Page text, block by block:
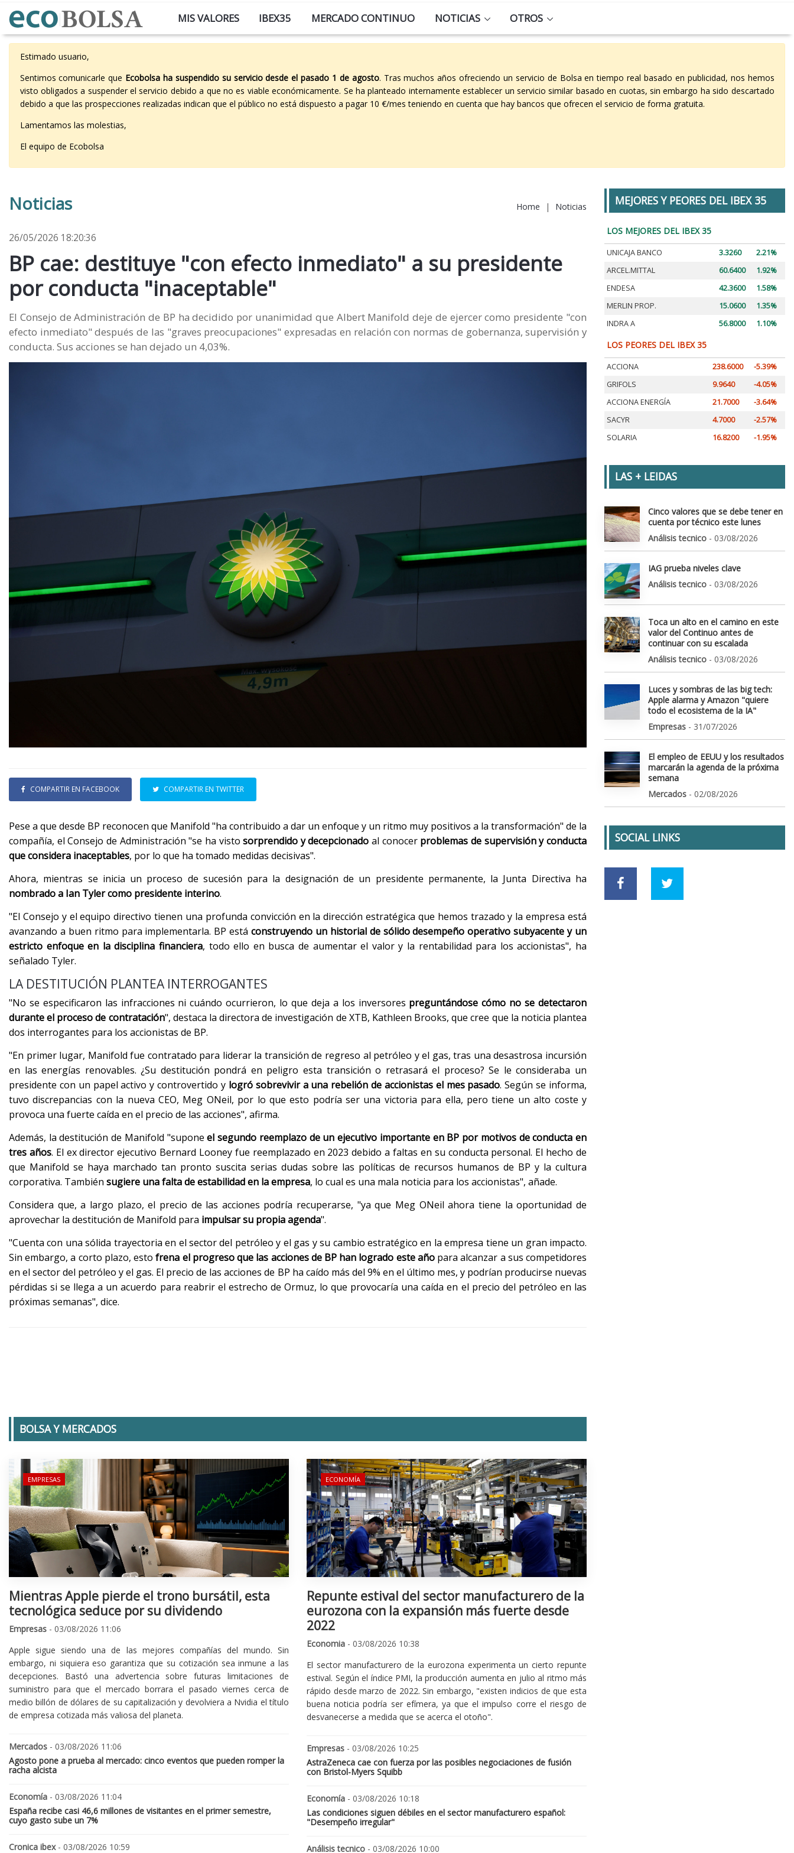
MIS VALORES IBEX35 MERCADO CONTINUO NOTICIAS OTROS
Estimado usuario,
Sentimos comunicarle que Ecobolsa ha suspendido su servicio desde el pasado 1 de agosto. Tras muchos años ofreciendo un servicio de Bolsa en tiempo real basado en publicidad, nos hemos
visto obligados a suspender el servicio debido a que no es viable económicamente. Se ha planteado internamente establecer un servicio similar basado en cuotas, sin embargo ha sido descartado
debido a que las prospecciones realizadas indican que el público no está dispuesto a pagar 10 €/mes teniendo en cuenta que hay bancos que ofrecen el servicio de forma gratuita.
Lamentamos las molestias,
El equipo de Ecobolsa
Noticias Home | Noticias
26/05/2026 18:20:36
BP cae: destituye "con efecto inmediato" a su presidente
por conducta "inaceptable"
El Consejo de Administración de BP ha decidido por unanimidad que Albert Manifold deje de ejercer como presidente "con
efecto inmediato" después de las "graves preocupaciones" expresadas en relación con normas de gobernanza, supervisión y
conducta. Sus acciones se han dejado un 4,03%.
COMPARTIR EN FACEBOOK COMPARTIR EN TWITTER
Pese a que desde BP reconocen que Manifold "ha contribuido a dar un enfoque y un ritmo muy positivos a la transformación" de la
compañía, el Consejo de Administración "se ha vistosorprendido y decepcionado al conocer problemas de supervisión y conducta
que considera inaceptables, por lo que ha tomado medidas decisivas".
Ahora, mientras se inicia un proceso de sucesión para la designación de un presidente permanente, la Junta Directiva ha
nombrado a Ian Tyler como presidente interino.
"El Consejo y el equipo directivo tienen una profunda convicción en la dirección estratégica que hemos trazado y la empresa está
avanzando a buen ritmo para implementarla. BP está construyendo un historial de sólido desempeño operativo subyacente y un
estricto enfoque en la disciplina financiera, todo ello en busca de aumentar el valor y la rentabilidad para los accionistas", ha
señalado Tyler.
LA DESTITUCIÓN PLANTEA INTERROGANTES
"No se especificaron las infracciones ni cuándo ocurrieron, lo que deja a los inversores preguntándose cómo no se detectaron
durante el proceso de contratación", destaca la directora de investigación de XTB, Kathleen Brooks, que cree que la noticia plantea
dos interrogantes para los accionistas de BP.
"En primer lugar, Manifold fue contratado para liderar la transición de regreso al petróleo y el gas, tras una desastrosa incursión
en las energías renovables. ¿Su destitución pondrá en peligro esta transición o retrasará el proceso? Se le consideraba un
presidente con un papel activo y controvertido y logró sobrevivir a una rebelión de accionistas el mes pasado. Según se informa,
tuvo discrepancias con la nueva CEO, Meg ONeil, por lo que esto podría ser una victoria para ella, pero tiene un alto coste y
provoca una fuerte caída en el precio de las acciones", afirma.
Además, la destitución de Manifold "supone el segundo reemplazo de un ejecutivo importante en BP por motivos de conducta en
tres años. El ex director ejecutivo Bernard Looney fue reemplazado en 2023 debido a faltas en su conducta personal. El hecho de
que Manifold se haya marchado tan pronto suscita serias dudas sobre las políticas de recursos humanos de BP y la cultura
corporativa. También sugiere una falta de estabilidad en la empresa, lo cual es una mala noticia para los accionistas", añade.
Considera que, a largo plazo, el precio de las acciones podría recuperarse, "ya que Meg ONeil ahora tiene la oportunidad de
aprovechar la destitución de Manifold para impulsar su propia agenda".
"Cuenta con una sólida trayectoria en el sector del petróleo y el gas y su cambio estratégico en la empresa tiene un gran impacto.
Sin embargo, a corto plazo, estofrena el progreso que las acciones de BP han logrado este añopara alcanzar a sus competidores
en el sector del petróleo y el gas. El precio de las acciones de BP ha caído más del 9% en el último mes, y podrían producirse nuevas
pérdidas si se llega a un acuerdo para reabrir el estrecho de Ormuz, lo que provocaría una caída en el precio del petróleo en las
próximas semanas", dice.
BOLSA Y MERCADOS
EMPRESAS
Mientras Apple pierde el trono bursátil, esta
tecnológica seduce por su dividendo
Empresas - 03/08/2026 11:06
Apple sigue siendo una de las mejores compañías del mundo. Sin
embargo, ni siquiera eso garantiza que su cotización sea inmune a las
decepciones. Bastó una advertencia sobre futuras limitaciones de
suministro para que el mercado borrara el pasado viernes cerca de
medio billón de dólares de su capitalización y devolviera a Nvidia el título
de empresa cotizada más valiosa del planeta.
Mercados - 03/08/2026 11:06
Agosto pone a prueba al mercado: cinco eventos que pueden romper la
racha alcista
Economía - 03/08/2026 11:04
España recibe casi 46,6 millones de visitantes en el primer semestre,
cuyo gasto sube un 7%
Cronica ibex- 03/08/2026 10:59
ECONOMÍA
Repunte estival del sector manufacturero de la
eurozona con la expansión más fuerte desde
2022
Economia - 03/08/2026 10:38
El sector manufacturero de la eurozona experimenta un cierto repunte
estival. Según el índice PMI, la producción aumenta en julio al ritmo más
rápido desde marzo de 2022. Sin embargo, "existen indicios de que esta
buena noticia podría ser efímera, ya que el impulso corre el riesgo de
desvanecerse a medida que se acerca el otoño".
Empresas - 03/08/2026 10:25
AstraZeneca cae con fuerza por las posibles negociaciones de fusión
con Bristol-Myers Squibb
Economía - 03/08/2026 10:18
Las condiciones siguen débiles en el sector manufacturero español:
"Desempeño irregular"
Análisis tecnico - 03/08/2026 10:00
MEJORES Y PEORES DEL IBEX 35
LOS MEJORES DEL IBEX 35
UNICAJA BANCO 3.3260
2.21%
ARCEL.MITTAL
60.6400
1.92%
ENDESA
42.3600
1.58%
MERLIN PROP.
15.0600
1.35%
INDRA A
56.8000 1.10%
LOS PEORES DEL IBEX 35
ACCIONA 238.6000
-5.39%
GRIFOLS
9.9640
-4.05%
ACCIONA ENERGÍA
21.7000
-3.64%
SACYR
4.7000
-2.57%
SOLARIA
16.8200 -1.95%
LAS + LEIDAS
Cinco valores que se debe tener en
cuenta por técnico este lunes
Análisis tecnico - 03/08/2026
IAG prueba niveles clave
Análisis tecnico - 03/08/2026
Toca un alto en el camino en este
valor del Continuo antes de
continuar con su escalada
Análisis tecnico - 03/08/2026
Luces y sombras de las big tech:
Apple alarma y Amazon "quiere
todo el ecosistema de la IA"
Empresas - 31/07/2026
El empleo de EEUU y los resultados
marcarán la agenda de la próxima
semana
Mercados - 02/08/2026
SOCIAL LINKS